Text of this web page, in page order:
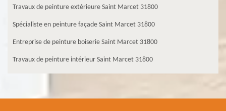
Travaux de peinture extérieure Saint Marcet 31800
Spécialiste en peinture façade Saint Marcet 31800
Entreprise de peinture boiserie Saint Marcet 31800
Travaux de peinture intérieur Saint Marcet 31800